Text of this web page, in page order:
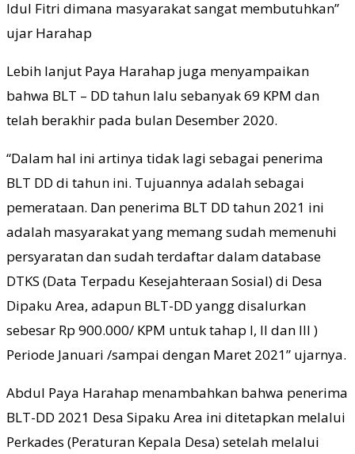
Idul Fitri dimana masyarakat sangat membutuhkan”
ujar Harahap
Lebih lanjut Paya Harahap juga menyampaikan
bahwa BLT – DD tahun lalu sebanyak 69 KPM dan
telah berakhir pada bulan Desember 2020.
“Dalam hal ini artinya tidak lagi sebagai penerima
BLT DD di tahun ini. Tujuannya adalah sebagai
pemerataan. Dan penerima BLT DD tahun 2021 ini
adalah masyarakat yang memang sudah memenuhi
persyaratan dan sudah terdaftar dalam database
DTKS (Data Terpadu Kesejahteraan Sosial) di Desa
Dipaku Area, adapun BLT-DD yangg disalurkan
sebesar Rp 900.000/ KPM untuk tahap I, II dan III )
Periode Januari /sampai dengan Maret 2021” ujarnya.
Abdul Paya Harahap menambahkan bahwa penerima
BLT-DD 2021 Desa Sipaku Area ini ditetapkan melalui
Perkades (Peraturan Kepala Desa) setelah melalui